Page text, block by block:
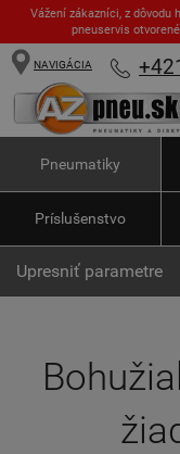
Vážení zákazníci, z dôvodu
pneuservis
NAVIGÁCIA
Pneumatiky
Príslušenstvo
Upresniť parametre